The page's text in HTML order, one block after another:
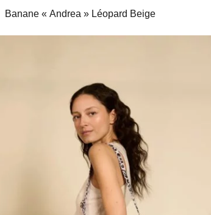
Banane « Andrea » Léopard Beige